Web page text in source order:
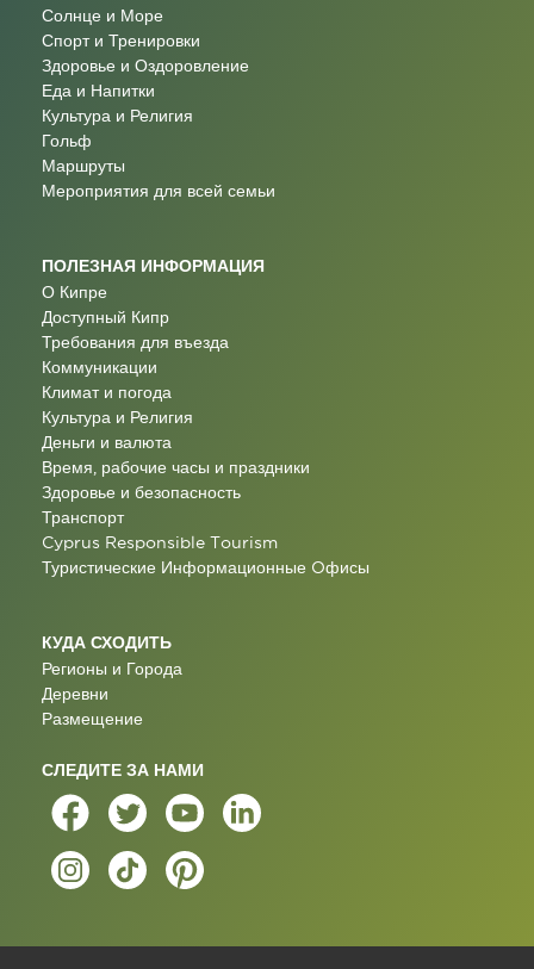
Солнце и Море
Спорт и Тренировки
Здоровье и Оздоровление
Еда и Напитки
Культура и Религия
Гольф
Маршруты
Мероприятия для всей семьи
ПОЛЕЗНАЯ ИНФОРМАЦИЯ
О Кипре
Доступный Кипр
Требования для въезда
Коммуникации
Климат и погода
Культура и Религия
Деньги и валюта
Время, рабочие часы и праздники
Здоровье и безопасность
Транспорт
Cyprus Responsible Tourism
Туристические Информационные Oфисы
КУДА СХОДИТЬ
Регионы и Города
Деревни
Размещение
СЛЕДИТЕ ЗА НАМИ